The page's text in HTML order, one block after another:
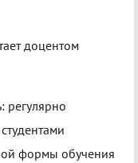
доцентом
регулярно
формы обучения